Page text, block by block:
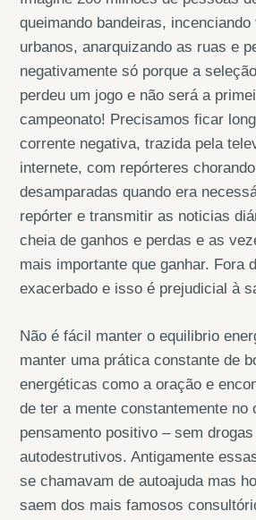
queimando bandeiras, incenciando
urbanos, anarquizando as ruas e
negativamente só porque a
perdeu um jogo e não será a
campeonato! Precisamos ficar
corrente negativa, trazida pela
internete, com repórteres
desamparadas quando era
repórter e transmitir as noticias
cheia de ganhos e perdas e as
mais importante que ganhar. Fora
exacerbado e isso é prejudicial à
Não é fácil manter o equilibrio
manter uma prática constante de
energéticas como a oração e
de ter a mente constantemente no
pensamento positivo – sem
autodestrutivos. Antigamente
se chamavam de autoajuda mas
saem dos mais famosos